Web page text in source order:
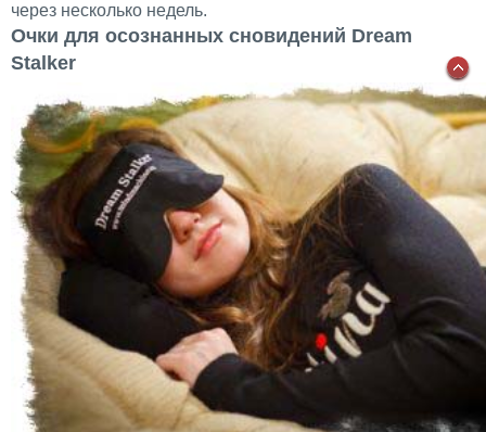
через несколько недель.
Очки для осознанных сновидений Dream
Stalker